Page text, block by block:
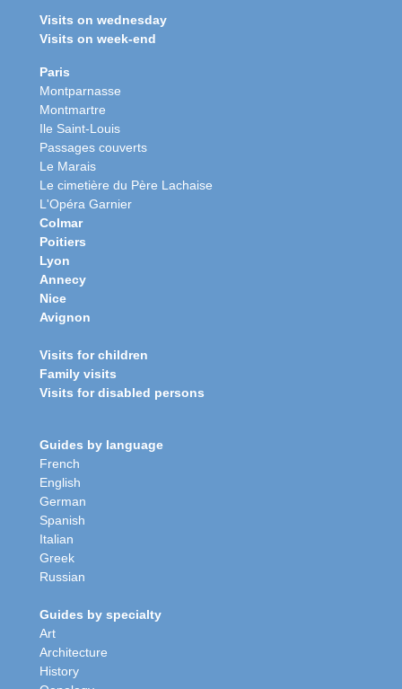
Visits on wednesday
Visits on week-end
Paris
Montparnasse
Montmartre
Ile Saint-Louis
Passages couverts
Le Marais
Le cimetière du Père Lachaise
L'Opéra Garnier
Colmar
Poitiers
Lyon
Annecy
Nice
Avignon
Visits for children
Family visits
Visits for disabled persons
Guides by language
French
English
German
Spanish
Italian
Greek
Russian
Guides by specialty
Art
Architecture
History